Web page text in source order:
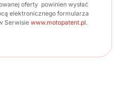
oferty powinien wysłać
elektronicznego formularza
Serwisiewww.motopatent.pl.